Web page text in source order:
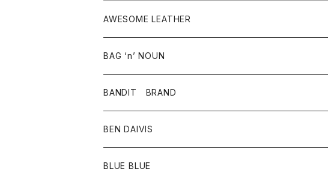
アクセサリー
その他雑貨
シャツ
ボトム
スカート
パンツ
グッズ
靴
バッグ
靴
シャツ
AWESOME LEATHER
アウター
革ジャケット
BAG ‘n’ NOUN
アクセサリー
バッグ
ポーチ
BANDIT BRAND
トップス
Ｔシャツ
BEN DAIVIS
ポトム
BLUE BLUE